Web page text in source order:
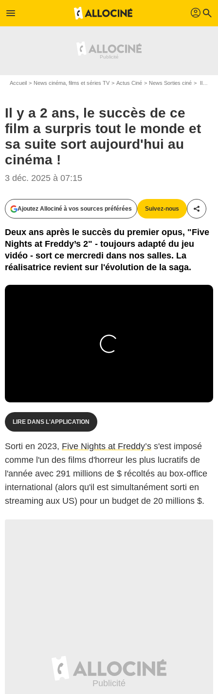
menu profil search
Accueil News cinéma, films et séries TV Actus Ciné News Sorties ciné Il y a 2 ans, le succès de ce film a surpris tout le monde et sa suite sort aujourd'hui au cinéma !
Il y a 2 ans, le succès de ce
film a surpris tout le monde et
sa suite sort aujourd'hui au
cinéma !
3 déc. 2025 à 07:15
Ajoutez Allociné à vos sources préférées Suivez-nous
Deux ans après le succès du premier opus, "Five
Nights at Freddy’s 2" - toujours adapté du jeu
vidéo - sort ce mercredi dans nos salles. La
réalisatrice revient sur l'évolution de la saga.
LIRE DANS L'APPLICATION
Sorti en 2023, Five Nights at Freddy’s s'est imposé
comme l'un des films d'horreur les plus lucratifs de
l'année avec 291 millions de $ récoltés au box-office
international (alors qu'il est simultanément sorti en
streaming aux US) pour un budget de 20 millions $.